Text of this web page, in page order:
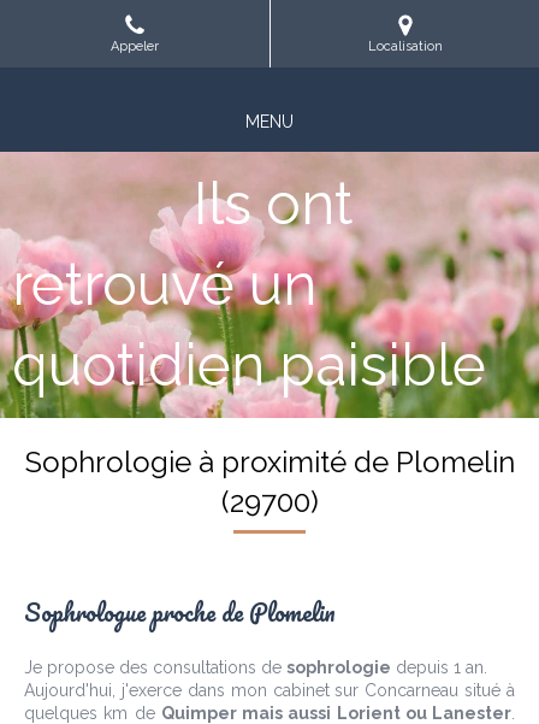
Appeler Localisation
MENU
Ils ont
retrouvé un
quotidien paisible
Sophrologie à proximité de Plomelin
(29700)
Sophrologue proche de Plomelin
Je propose des consultations de sophrologie depuis 1 an.
Aujourd'hui, j'exerce dans mon cabinet sur Concarneau situé à
quelques km de Quimper mais aussi Lorient ou Lanester